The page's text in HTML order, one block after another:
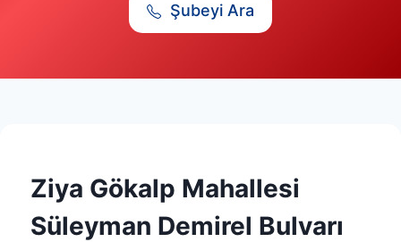
Şubeyi Ara
Ziya Gökalp Mahallesi
Süleyman Demirel Bulvarı